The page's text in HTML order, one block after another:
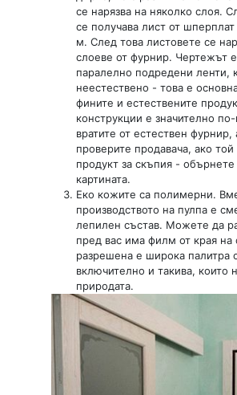
се нарязва на няколко слоя.
се получава лист от
м. След това листовете се
слоеве от фурнир. Чертежът
паралелно подредени ленти,
неестествено - това е
фините и естествените
конструкции е значително
вратите от естествен фурнир,
проверите продавача, ако
продукт за скъпия -
картината.
Еко кожите са полимерни.
производството на пулпа е
лепилен състав. Можете да
пред вас има филм от края на
разрешена е широка палитра
включително и такива, които
природата.